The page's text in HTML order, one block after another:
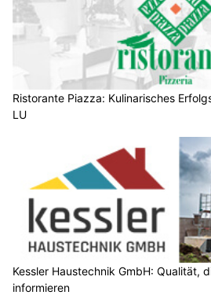
Ristorante Piazza: Kulinarisches
LU
Kessler Haustechnik GmbH: Qualität,
informieren